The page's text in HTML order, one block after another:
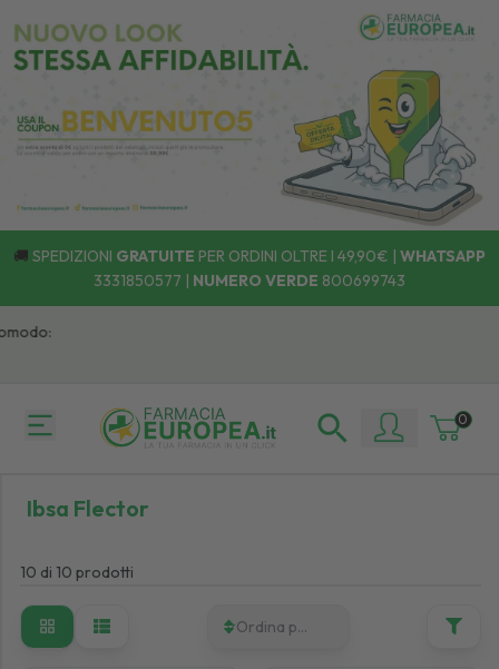
🚚 SPEDIZIONI GRATUITE PER ORDINI OLTRE I 49,90€ | WHATSAPP
3331850577 | NUMERO VERDE 800699743
0
Ibsa Flector
10 di 10 prodotti
Ordina per